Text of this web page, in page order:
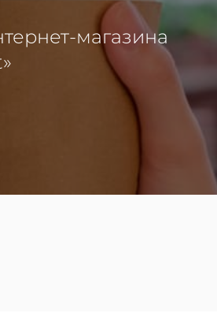
магазина